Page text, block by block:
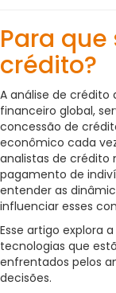
Sobre nós
Para
Para
crédito?
A análise de
financeiro global,
concessão de
econômico cada
analistas de crédito
pagamento de
entender as
influenciar esses
Esse artigo explora
tecnologias que
enfrentados pelos
decisões.